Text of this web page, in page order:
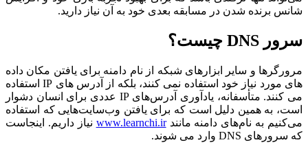
شانس برنده شدن در مسابقه بعدی خود به آن نیاز دارید.
سرور DNS چیست؟
مرورگرها و سایر ابزارهای شبکه از نام دامنه برای یافتن مکان داده
های مورد نیاز خود استفاده نمی کنند، بلکه از آدرس های IP استفاده
می کنند. متأسفانه، یادآوری آدرس‌های IP عددی برای انسان دشوار
است، به همین دلیل است که برای یافتن وب‌سایت‌هایی که استفاده
می‌کنیم به نام‌های دامنه مانندwww.learnchi.ir نیاز داریم. اینجاست
که سرورهای DNS وارد می شوند.